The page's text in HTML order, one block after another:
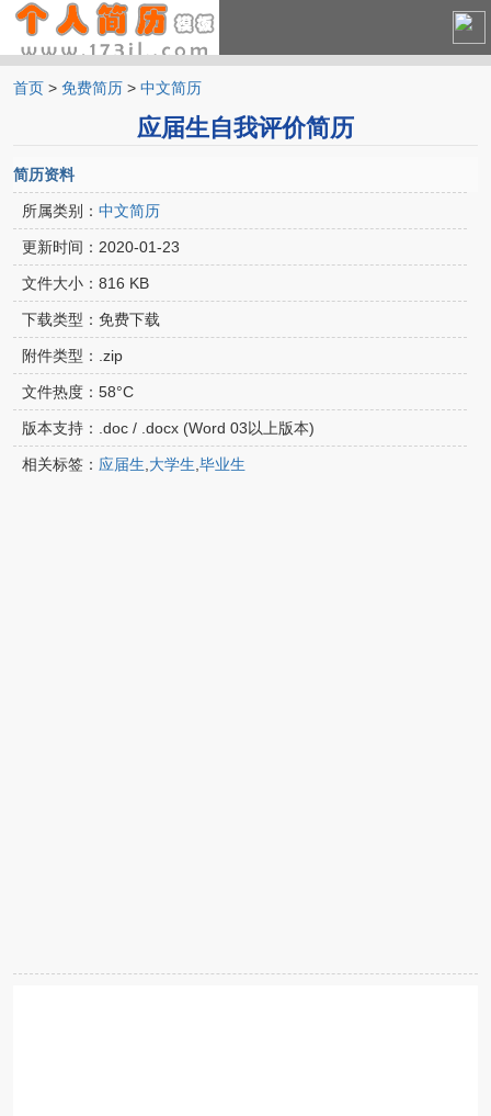
中文简历
首页 > 免费简历 > 中文简历
应届生自我评价简历
简历资料
所属类别： 中文简历
更新时间： 2020-01-23
文件大小： 816 KB
下载类型： 免费下载
附件类型： .zip
文件热度： 58°C
版本支持： .doc / .docx (Word 03以上版本)
相关标签： 应届生 大学生 毕业生